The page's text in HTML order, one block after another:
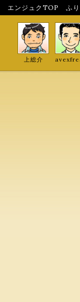
エンジュクTOP ふ
上総介